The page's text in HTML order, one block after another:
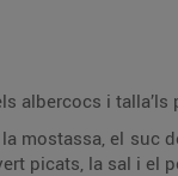
albercocs i talla’ls
la mostassa, el suc
picats, la sal i el